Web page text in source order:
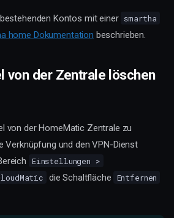
Kontos mit einer smartha
home Dokumentation beschrieben.
von der Zentrale löschen
von der HomeMatic Zentrale zu
Verknüpfung und den VPN-Dienst
Einstellungen >
die Schaltfläche Entfernen